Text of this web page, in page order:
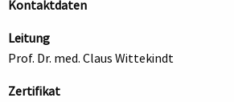
Kontaktdaten
Leitung
Prof. Dr. med. Claus Wittekindt
Zertifikat